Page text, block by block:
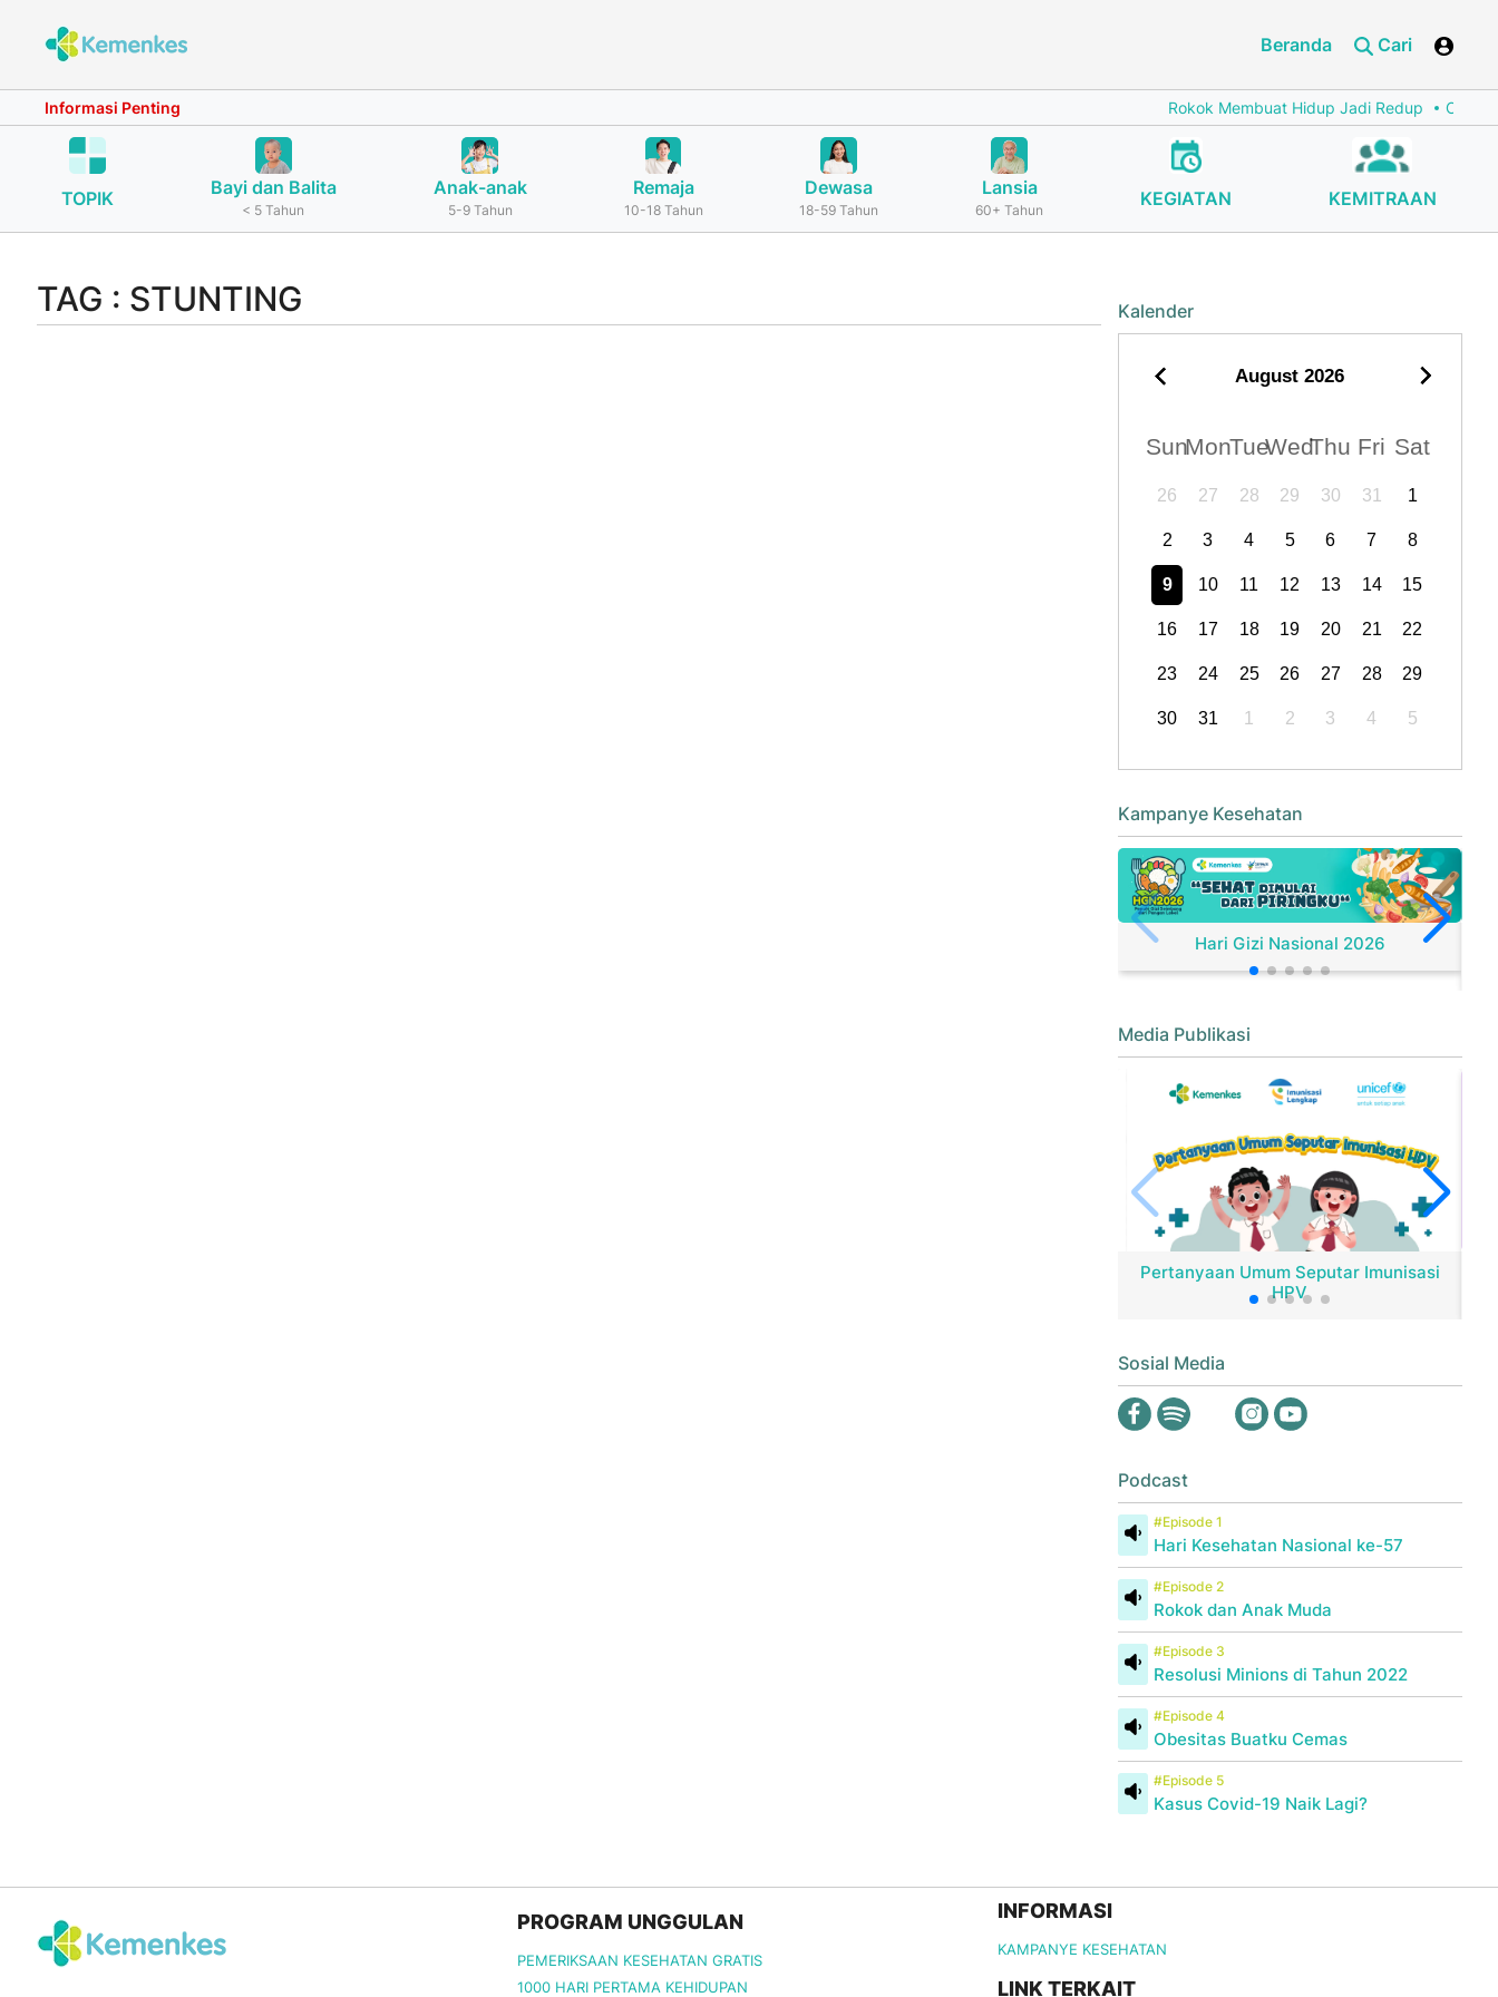
Beranda Cari
Informasi Penting Rokok Membuat Hidup Jadi Redup Cegah
TOPIK Bayi dan Balita
< 5 Tahun
Anak-anak
5-9 Tahun
Remaja
10-18 Tahun
Dewasa
18-59 Tahun
Lansia
60+ Tahun
KEGIATAN KEMITRAAN
TAG : STUNTING Kalender
August 2026
SunMonTueWedThu Fri Sat
26 27 28 29 30 31 1
2 3 4 5 6 7 8
9 10 11 12 13 14 15
16 17 18 19 20 21 22
23 24 25 26 27 28 29
30 31 1 2 3 4 5
Kampanye Kesehatan
Hari Gizi Nasional 2026
Media Publikasi
Pertanyaan Umum Seputar Imunisasi
HPV
Sosial Media
Podcast
#Episode 1
Hari Kesehatan Nasional ke-57
#Episode 2
Rokok dan Anak Muda
#Episode 3
Resolusi Minions di Tahun 2022
#Episode 4
Obesitas Buatku Cemas
#Episode 5
Kasus Covid-19 Naik Lagi?
PROGRAM UNGGULAN
PEMERIKSAAN KESEHATAN GRATIS
1000 HARI PERTAMA KEHIDUPAN
INFORMASI
KAMPANYE KESEHATAN
LINK TERKAIT